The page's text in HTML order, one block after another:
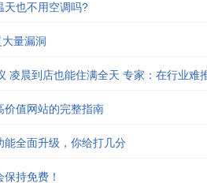
天也不用空调吗?
量漏洞
凌晨到店也能住满全天 专家：在行业难
价值网站的完整指南
全面升级，你给打几分
持免费！